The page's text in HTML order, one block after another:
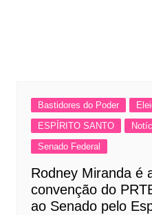
Bastidores do Poder
ESPÍRITO SANTO
Senado Federal
Rodney Miranda é
convenção do
ao Senado pelo